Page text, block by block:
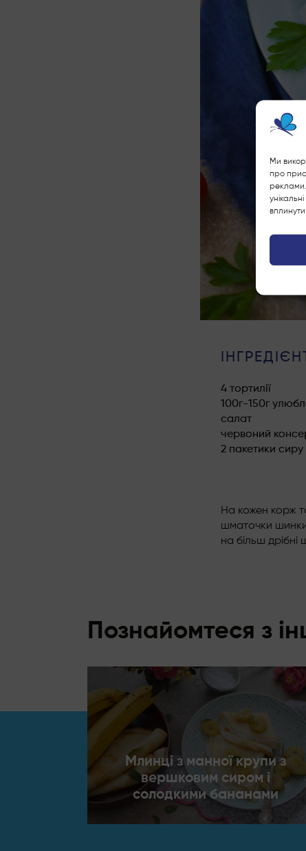
Ми
про
реклами.
вплинути
4 тортилії
100г-150г
салат
червоний
2 пакетики
На кожен корж
шматочки
на більш
Познайомтеся з
Млинці з манної крупи з
вершковим сиром і
солодкими бананами